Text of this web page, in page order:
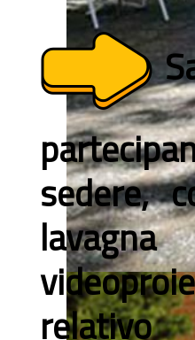
sedere,
relativo